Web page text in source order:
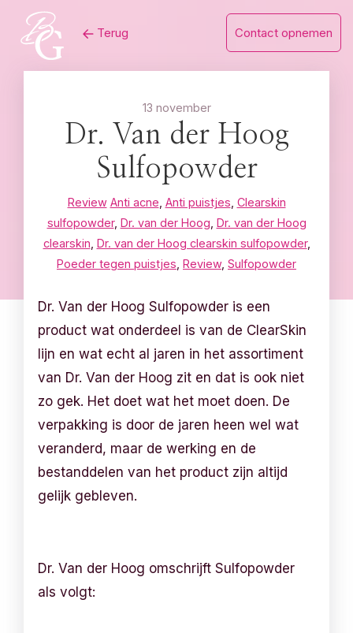
content
Terug Contact opnemen
13 november
Dr. Van der Hoog
Sulfopowder
Review Anti acne Anti puistjes Clearskin
sulfopowder, Dr. van der Hoog Dr. van der Hoog
clearskin Dr. van der Hoog clearskin sulfopowder,
Poeder tegen puistjes Review, Sulfopowder
Dr. Van der Hoog Sulfopowder is een
product wat onderdeel is van de ClearSkin
lijn en wat echt al jaren in het assortiment
van Dr. Van der Hoog zit en dat is ook niet
zo gek. Het doet wat het moet doen. De
verpakking is door de jaren heen wel wat
veranderd, maar de werking en de
bestanddelen van het product zijn altijd
gelijk gebleven.
Dr. Van der Hoog omschrijft Sulfopowder
als volgt: